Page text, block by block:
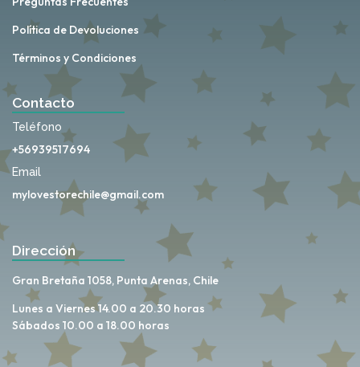
Política de Devoluciones
Términos y Condiciones
Contacto
Teléfono
+56939517694
Email
mylovestorechile@gmail.com
Dirección
Gran Bretaña 1058, Punta Arenas, Chile
Lunes a Viernes 14.00 a 20.30 horas
Sábados 10.00 a 18.00 horas